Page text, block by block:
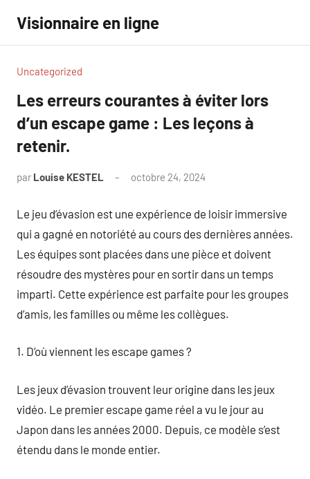
contenu
Visionnaire en ligne
Uncategorized
Les erreurs courantes à éviter lors
d’un escape game : Les leçons à
retenir.
par Louise KESTEL octobre 24, 2024
Le jeu d’évasion est une expérience de loisir immersive
qui a gagné en notoriété au cours des dernières années.
Les équipes sont placées dans une pièce et doivent
résoudre des mystères pour en sortir dans un temps
imparti. Cette expérience est parfaite pour les groupes
d’amis, les familles ou même les collègues.
1. D’où viennent les escape games ?
Les jeux d’évasion trouvent leur origine dans les jeux
vidéo. Le premier escape game réel a vu le jour au
Japon dans les années 2000. Depuis, ce modèle s’est
étendu dans le monde entier.